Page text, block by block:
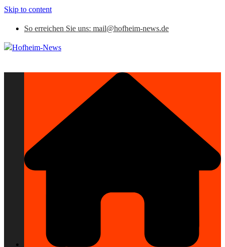
Skip to content
So erreichen Sie uns: mail@hofheim-news.de